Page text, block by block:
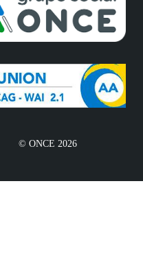
© ONCE 2026